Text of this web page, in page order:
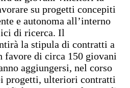
su progetti concepiti
e autonoma all’interno
di ricerca. Il
la stipula di contratti a
favore di circa 150 giovani
aggiungersi, nel corso
progetti, ulteriori contratti